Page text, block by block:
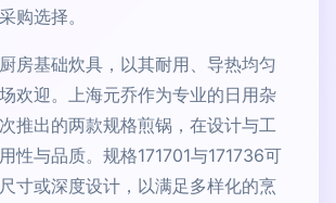
购选择。
房基础炊具，以其耐用、导热均匀
欢迎。上海元乔作为专业的日用杂
推出的两款规格煎锅，在设计与工
性与品质。规格171701与171736可
寸或深度设计，以满足多样化的烹